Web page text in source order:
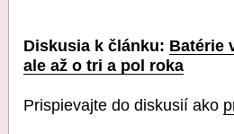
Diskusia k článku: Batérie
ale až o tri a pol roka
Prispievajte do diskusií ako